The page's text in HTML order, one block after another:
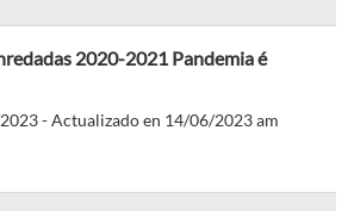
2020-2021 Pandemia é
- Actualizado en 14/06/2023 am